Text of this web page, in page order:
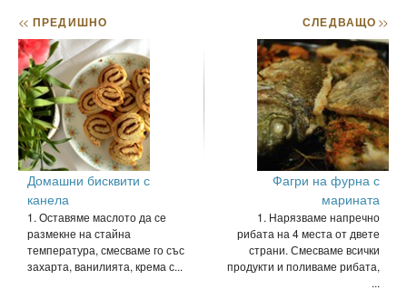
<< ПРЕДИШНО
Домашни бисквити с
канела
1. Оставяме маслото да се
размекне на стайна
температура, смесваме го със
захарта, ванилията, крема с...
СЛЕДВАЩО>>
Фагри на фурна с
марината
1. Нарязваме напречно
рибата на 4 места от двете
страни. Смесваме всички
продукти и поливаме рибата,
...